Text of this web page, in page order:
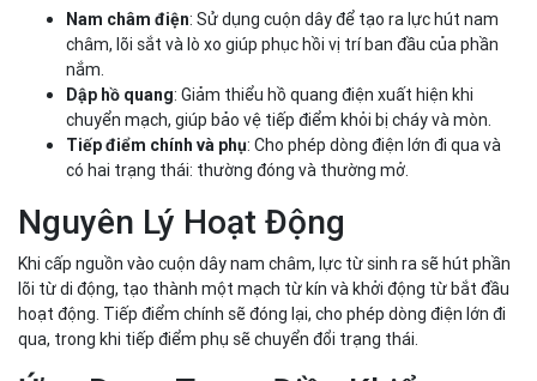
Nam châm điện: Sử dụng cuộn dây để tạo ra lực hút nam
châm, lõi sắt và lò xo giúp phục hồi vị trí ban đầu của phần
nắm.
Dập hồ quang: Giảm thiểu hồ quang điện xuất hiện khi
chuyển mạch, giúp bảo vệ tiếp điểm khỏi bị cháy và mòn.
Tiếp điểm chính và phụ: Cho phép dòng điện lớn đi qua và
có hai trạng thái: thường đóng và thường mở.
Nguyên Lý Hoạt Động
Khi cấp nguồn vào cuộn dây nam châm, lực từ sinh ra sẽ hút phần
lõi từ di động, tạo thành một mạch từ kín và khởi động từ bắt đầu
hoạt động. Tiếp điểm chính sẽ đóng lại, cho phép dòng điện lớn đi
qua, trong khi tiếp điểm phụ sẽ chuyển đổi trạng thái.